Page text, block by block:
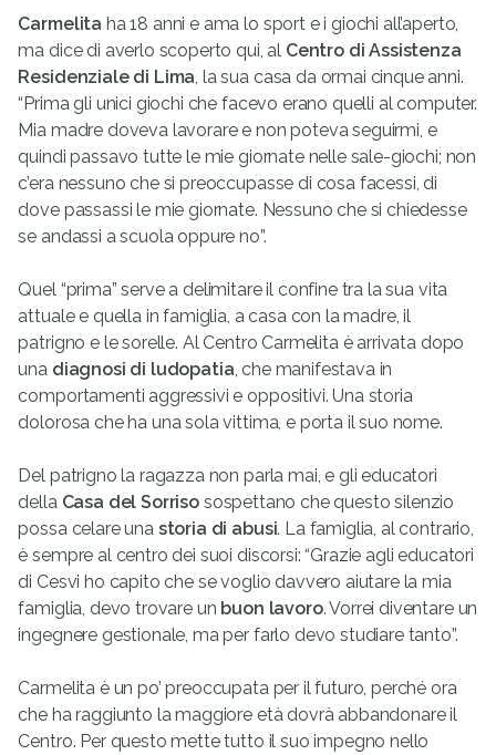
Carmelita ha 18 anni e ama lo sport e i giochi all’aperto,
ma dice di averlo scoperto qui, al Centro di Assistenza
Residenziale di Lima , la sua casa da ormai cinque anni.
“Prima gli unici giochi che facevo erano quelli al computer.
Mia madre doveva lavorare e non poteva seguirmi, e
quindi passavo tutte le mie giornate nelle sale-giochi; non
c’era nessuno che si preoccupasse di cosa facessi, di
dove passassi le mie giornate. Nessuno che si chiedesse
se andassi a scuola oppure no”.
Quel “prima” serve a delimitare il confine tra la sua vita
attuale e quella in famiglia, a casa con la madre, il
patrigno e le sorelle. Al Centro Carmelita è arrivata dopo
una diagnosi di ludopatia , che manifestava in
comportamenti aggressivi e oppositivi. Una storia
dolorosa che ha una sola vittima, e porta il suo nome.
Del patrigno la ragazza non parla mai, e gli educatori
della Casa del Sorrisosospettano che questo silenzio
possa celare una storia di abusi. La famiglia, al contrario,
è sempre al centro dei suoi discorsi: “Grazie agli educatori
di Cesvi ho capito che se voglio davvero aiutare la mia
famiglia, devo trovare un buon lavoro. Vorrei diventare un
ingegnere gestionale, ma per farlo devo studiare tanto”.
Carmelita è un po’ preoccupata per il futuro, perché ora
che ha raggiunto la maggiore età dovrà abbandonare il
Centro. Per questo mette tutto il suo impegno nello